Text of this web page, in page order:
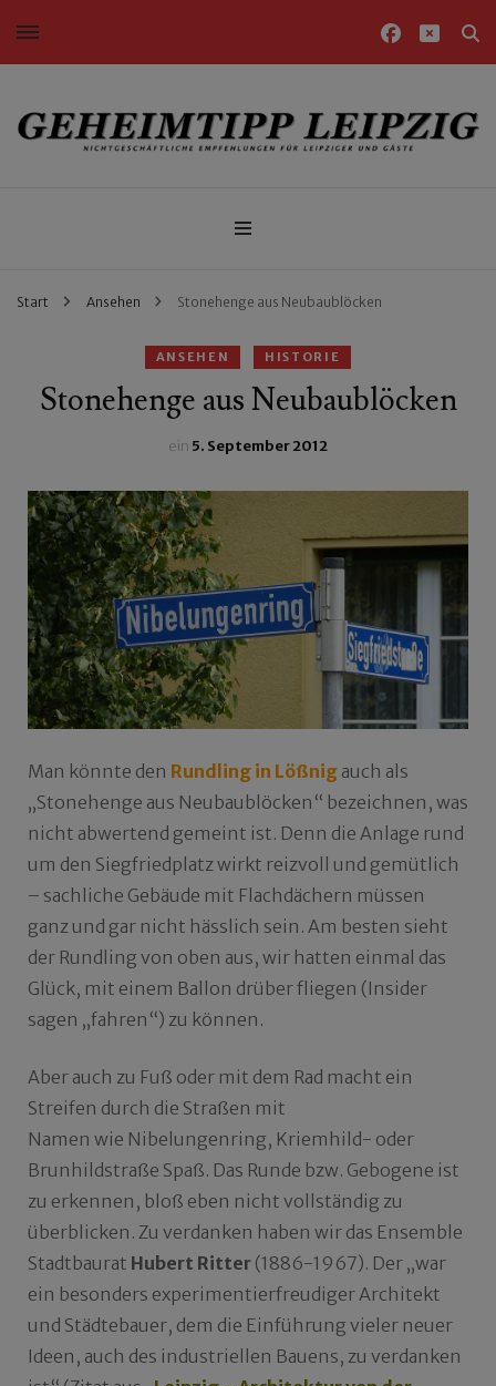
Nichtgeschäftliche Empfehlungen für Leipziger und Gäste
Start Ansehen Stonehenge aus Neubaublöcken
ANSEHEN HISTORIE
Stonehenge aus Neubaublöcken
ein 5. September 2012
Man könnte den Rundling in Lößnig auch als
„Stonehenge aus Neubaublöcken“ bezeichnen, was
nicht abwertend gemeint ist. Denn die Anlage rund
um den Siegfriedplatz wirkt reizvoll und gemütlich
– sachliche Gebäude mit Flachdächern müssen
ganz und gar nicht hässlich sein. Am besten sieht
der Rundling von oben aus, wir hatten einmal das
Glück, mit einem Ballon drüber fliegen (Insider
sagen „fahren“) zu können.
Aber auch zu Fuß oder mit dem Rad macht ein
Streifen durch die Straßen mit
Namen wie Nibelungenring, Kriemhild- oder
Brunhildstraße Spaß. Das Runde bzw. Gebogene ist
zu erkennen, bloß eben nicht vollständig zu
überblicken. Zu verdanken haben wir das Ensemble
Stadtbaurat Hubert Ritter (1886-1967). Der „war
ein besonders experimentierfreudiger Architekt
und Städtebauer, dem die Einführung vieler neuer
Ideen, auch des industriellen Bauens, zu verdanken